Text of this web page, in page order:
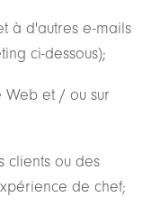
à d'autres e-mails
ci-dessous);
Web et / ou sur
clients ou des
de chef;